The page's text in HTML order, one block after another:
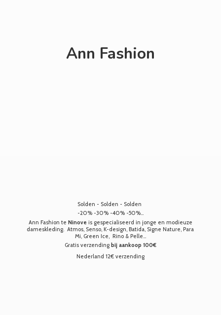
Ann Fashion
Solden - Solden - Solden
-20% -30% -40% -50%...
Ann Fashion te Ninove is gespecialiseerd in jonge en modieuze
dameskleding. Atmos, Senso, K-design, Batida, Signe Nature, Para
Mi, Green Ice, Rino & Pelle...
Gratis verzending bij aankoop 100€
Nederland 12€ verzending